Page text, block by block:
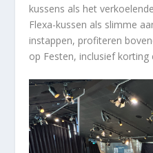
kussens als het
Flexa-kussen als slimme
instappen, profiteren
op Festen, inclusief korting